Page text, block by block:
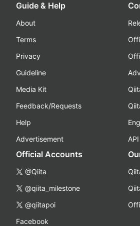
Guide & Help
About
Terms
Privacy
Guideline
Media Kit
Feedback/Requests
Help
Advertisement
API
Official Accounts
@Qiita
@qiita_milestone
@qiitapoi
Facebook